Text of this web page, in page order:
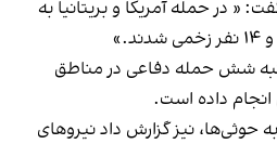
« در حمله آمریکا و بریتانیا به
شش حمله دفاعی در مناطق
داده است.
حوثی‌ها، نیز گزارش داد نیروهای